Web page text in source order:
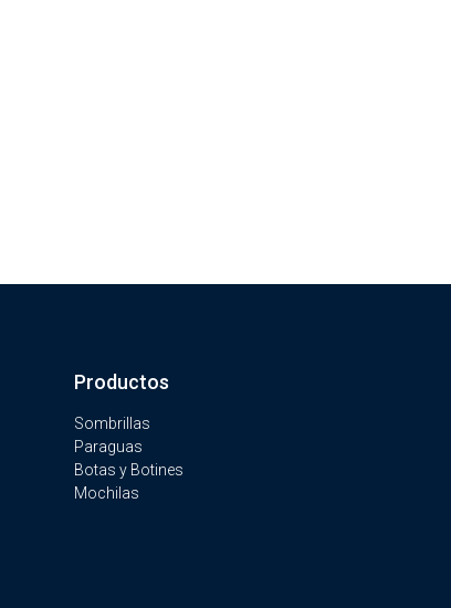
Productos
Sombrillas
Paraguas
Botas y Botines
Mochilas